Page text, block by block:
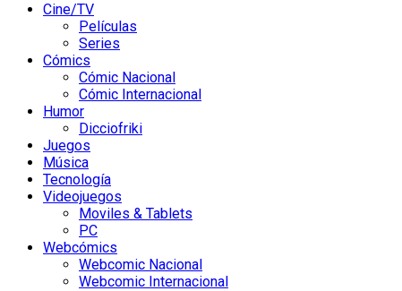
Cine/TV
Películas
Series
Cómics
Cómic Nacional
Cómic Internacional
Humor
Dicciofriki
Juegos
Música
Tecnología
Videojuegos
Moviles & Tablets
PC
Webcómics
Webcomic Nacional
Webcomic Internacional